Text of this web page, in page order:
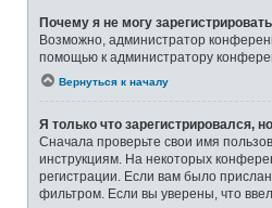
Почему я не могу
Возможно, администратор
помощью к администратору
Вернуться к началу
Я только что зарегистрировался,
Сначала проверьте свои имя
инструкциям. На некоторых
регистрации. Если вам было
фильтром. Если вы уверены, что